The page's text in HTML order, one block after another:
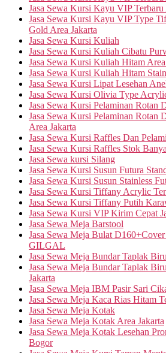
Jasa Sewa Kursi Kayu VIP Terbaru
Jasa Sewa Kursi Kayu VIP Type
Gold Area Jakarta
Jasa Sewa Kursi Kuliah
Jasa Sewa Kursi Kuliah Cibatu
Jasa Sewa Kursi Kuliah Hitam Area
Jasa Sewa Kursi Kuliah Hitam
Jasa Sewa Kursi Lipat Lesehan
Jasa Sewa Kursi Olivia Type
Jasa Sewa Kursi Pelaminan Rotan
Jasa Sewa Kursi Pelaminan Rotan
Area Jakarta
Jasa Sewa Kursi Raffles Dan
Jasa Sewa Kursi Raffles Stok
Jasa Sewa kursi Silang
Jasa Sewa Kursi Susun Futura
Jasa Sewa Kursi Susun Stainless
Jasa Sewa Kursi Tiffany Acrylic
Jasa Sewa Kursi Tiffany Putih
Jasa Sewa Kursi VIP Kirim Cepat
Jasa Sewa Meja Barstool
Jasa Sewa Meja Bulat
GILGAL
Jasa Sewa Meja Bundar Taplak
Jasa Sewa Meja Bundar Taplak
Jakarta
Jasa Sewa Meja IBM Pasir Sari
Jasa Sewa Meja Kaca Rias Hitam
Jasa Sewa Meja Kotak
Jasa Sewa Meja Kotak Area Jakarta
Jasa Sewa Meja Kotak Lesehan
Bogor